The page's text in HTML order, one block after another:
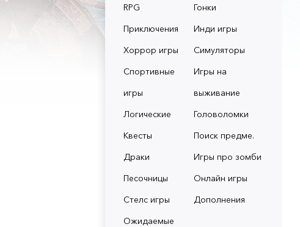
RPG
Гонки
Приключения
Инди игры
Хоррор игры
Симуляторы
Спортивные
игры
Игры на
выживание
Логические
Головоломки
Квесты
Поиск предме.
Драки
Игры про зомби
Песочницы
Онлайн игры
Стелс игры
Дополнения
Ожидаемые